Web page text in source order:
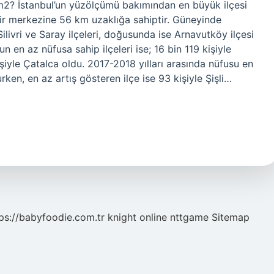
İstanbul’un yüzölçümü bakımından en büyük ilçesi
merkezine 56 km uzaklığa sahiptir. Güneyinde
ve Saray ilçeleri, doğusunda ise Arnavutköy ilçesi
en az nüfusa sahip ilçeleri ise; 16 bin 119 kişiyle
Çatalca oldu. 2017-2018 yılları arasında nüfusu en
en az artış gösteren ilçe ise 93 kişiyle Şişli…
babyfoodie.com.tr knight online nttgame Sitemap